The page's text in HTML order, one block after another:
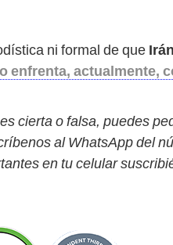
ni formal de que Irán
enfrenta, actualmente,
cierta o falsa, puedes
al WhatsApp del
en tu celular